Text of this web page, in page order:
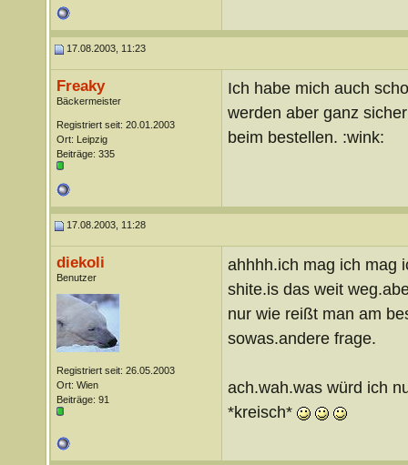
17.08.2003, 11:23
Freaky
Bäckermeister
Registriert seit: 20.01.2003
Ort: Leipzig
Beiträge: 335
Ich habe mich auch
werden aber ganz
beim bestellen. :wink:
17.08.2003, 11:28
diekoli
Benutzer
Registriert seit: 26.05.2003
Ort: Wien
Beiträge: 91
ahhhh.ich mag ich mag
shite.is das weit
nur wie reißt man am
sowas.andere frage.
ach.wah.was würd ich
*kreisch*